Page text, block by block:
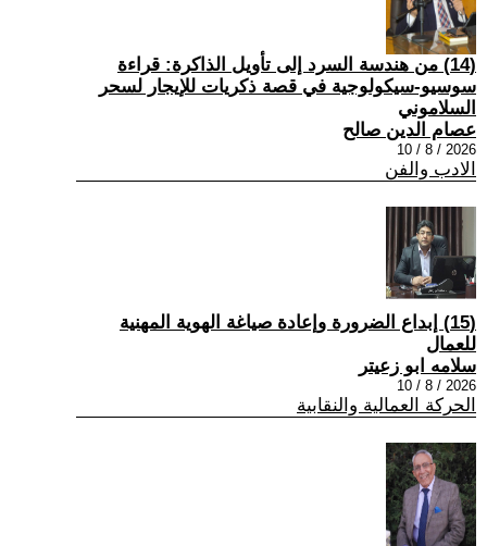
(14) من هندسة السرد إلى تأويل الذاكرة: قراءة
سوسيو-سيكولوجية في قصة ذكريات للإيجار لسحر
السلاموني
عصام الدين صالح
2026 / 8 / 10
الادب والفن
(15) إبداع الضرورة وإعادة صياغة الهوية المهنية
للعمال
سلامه ابو زعيتر
2026 / 8 / 10
الحركة العمالية والنقابية